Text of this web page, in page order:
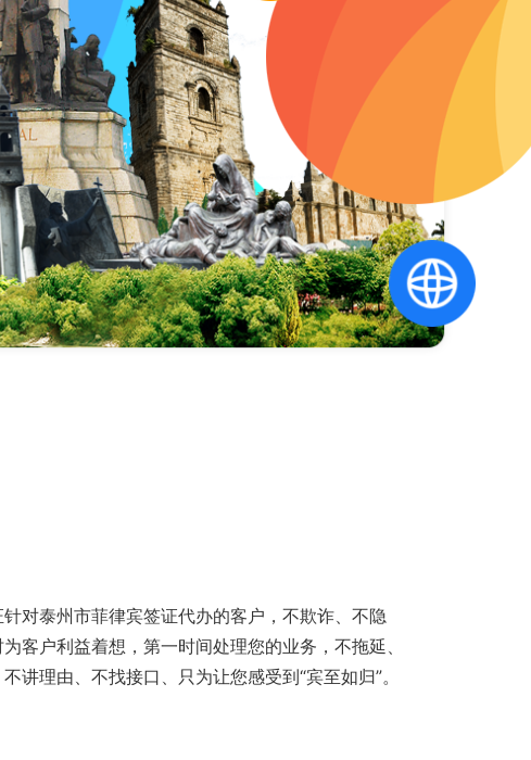
对泰州市菲律宾签证代办的客户，不欺诈、不隐
客户利益着想，第一时间处理您的业务，不拖延、
讲理由、不找接口、只为让您感受到“宾至如归”。